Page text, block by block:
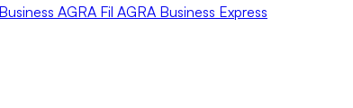
Business AGRA Fil AGRA Business Express